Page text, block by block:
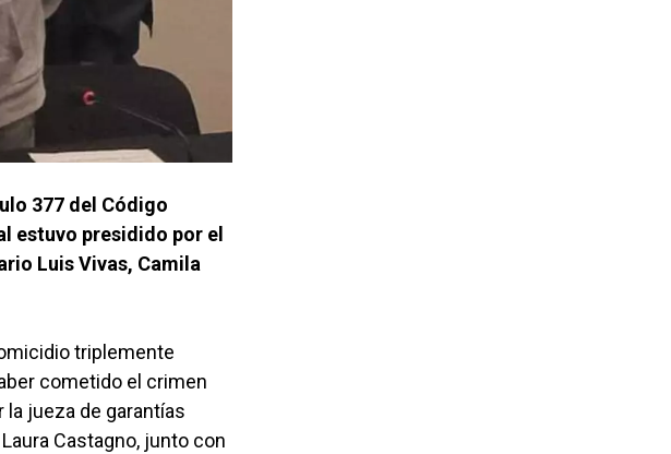
377 del Código
estuvo presidido por el
Luis Vivas, Camila
triplemente
cometido el crimen
jueza de garantías
Castagno, junto con